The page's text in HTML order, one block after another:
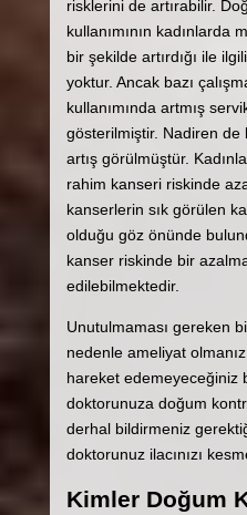
risklerini de artırabilir.
kullanımının kadınlarda
bir şekilde artırdığı ile
yoktur. Ancak bazı
kullanımında artmış
gösterilmiştir. Nadiren
artış görülmüştür.
rahim kanseri riskinde
kanserlerin sık görülen
olduğu göz önünde
kanser riskinde bir
edilebilmektedir.
Unutulmaması gereken
nedenle ameliyat
hareket edemeyeceğiniz
doktorunuza doğum
derhal bildirmeniz
doktorunuz ilacınızı
Kimler Doğum